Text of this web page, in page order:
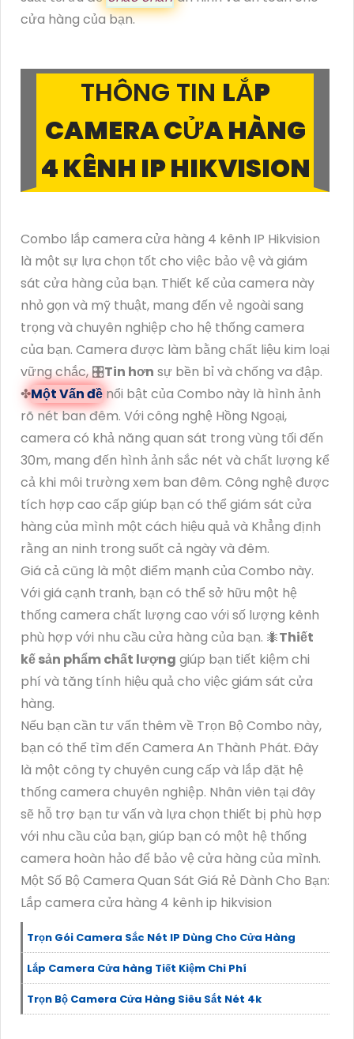
cửa hàng của bạn.
THÔNG TIN LẮP
CAMERA CỬA HÀNG
4 KÊNH IP HIKVISION
Combo lắp camera cửa hàng 4 kênh IP Hikvision
là một sự lựa chọn tốt cho việc bảo vệ và giám
sát cửa hàng của bạn. Thiết kế của camera này
nhỏ gọn và mỹ thuật, mang đến vẻ ngoài sang
trọng và chuyên nghiệp cho hệ thống camera
của bạn. Camera được làm bằng chất liệu kim loại
vững chắc, 🎛Tin hơn sự bền bỉ và chống va đập.
✤Một Vấn đề nổi bật của Combo này là hình ảnh
rõ nét ban đêm. Với công nghệ Hồng Ngoại,
camera có khả năng quan sát trong vùng tối đến
30m, mang đến hình ảnh sắc nét và chất lượng kể
cả khi môi trường xem ban đêm. Công nghệ được
tích hợp cao cấp giúp bạn có thể giám sát cửa
hàng của mình một cách hiệu quả và Khẳng định
rằng an ninh trong suốt cả ngày và đêm.
Giá cả cũng là một điểm mạnh của Combo này.
Với giá cạnh tranh, bạn có thể sở hữu một hệ
thống camera chất lượng cao với số lượng kênh
phù hợp với nhu cầu cửa hàng của bạn. 🐜Thiết
kế sản phẩm chất lượng giúp bạn tiết kiệm chi
phí và tăng tính hiệu quả cho việc giám sát cửa
hàng.
Nếu bạn cần tư vấn thêm về Trọn Bộ Combo này,
bạn có thể tìm đến Camera An Thành Phát. Đây
là một công ty chuyên cung cấp và lắp đặt hệ
thống camera chuyên nghiệp. Nhân viên tại đây
sẽ hỗ trợ bạn tư vấn và lựa chọn thiết bị phù hợp
với nhu cầu của bạn, giúp bạn có một hệ thống
camera hoàn hảo để bảo vệ cửa hàng của mình.
Một Số Bộ Camera Quan Sát Giá Rẻ Dành Cho Bạn:
Lắp camera cửa hàng 4 kênh ip hikvision
Trọn Gói Camera Sắc Nét IP Dùng Cho Cửa Hàng
Lắp Camera Cửa hàng Tiết Kiệm Chi Phí
Trọn Bộ Camera Cửa Hàng Siêu Sắt Nét 4k